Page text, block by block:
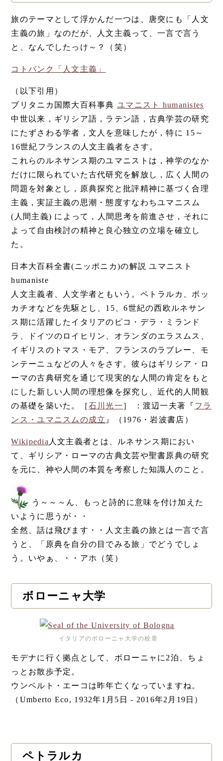
旅のテーマとして浮かんだ一つは、唐突にも「人文
主義の旅」なのだが、人文主義って、一言で言う
と、なんでしたっけ～？（笑）
コトバンク「人文主義」
（以下引用）
ブリタニカ国際大百科事典ユマニスト humanistes
中世以来，ギリシア語，ラテン語，古典学芸の研究
にたずさわる学者，文人を意味したが，特に 15～
16世紀フランスの人文主義者をさす。
これらのルネサンス期のユマニストは，神学のなか
だけに限られていた古代研究を解放し，広く人間の
問題を対象とし，原典探究と批評精神に基づく合理
主義，実証主義の思潮・態度すなわちユマニスム
(人間主義) によって，人間思考を前進させ，それに
よって自由検討の精神と良心独立の立場を確立し
た。
日本大百科全書(ニッポニカ)の解説 ユマニスト
humaniste
人文主義者、人文学者ともいう。ペトラルカ、ボッ
カチオなどを先駆とし、15、6世紀の西欧ルネサン
ス期に活躍したイタリアのピコ・デラ・ミランド
ラ、ドイツのロイヒリン、オランダのエラスムス、
イギリスのトマス・モア、フランスのラブレー、モ
ンテーニュなどの人々をさす。彼らはギリシア・ロ
ーマの古典研究を通じて現実的な人間の肯定をもと
にした新しい人間の理想像を探究し、近代的人間観
の基礎を築いた。［石川光一 ］ ：渡辺一夫著『 フラ
ンス・ユマニスムの成立 』（1976・岩波書店）
Wikipedia 人文主義者とは、ルネサンス期におい
て、ギリシア・ローマの古典文芸や聖書原典の研究
を元に、神や人間の本質を考察した知識人のこと。
う～～～ん、もっと詩的に意味を付け加えた
いように思うが・・
全然、話は飛びます・・人文主義の旅とは一言で言
うと、「原典を自分の目でみる旅」でどうでしょ
う。いやぁ、・・アホ（笑）
ボローニャ大学
イタリアのボローニャ大学の校章
モデナに行く拠点として、ボローニャに2泊、ちょ
っとお散歩予定。
ウンベルト・エーコは昨年亡くなっていますね。
（Umberto Eco, 1932年1月5日 - 2016年2月19日）
ペトラルカ